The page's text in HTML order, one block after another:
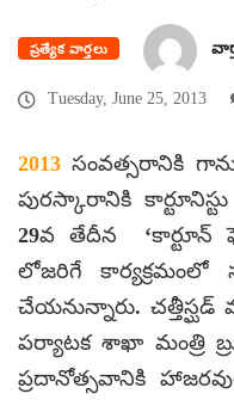
ప్రత్యేక వార్తలు
Tuesday, June 25, 2013
2013 సంవత్సరానికి
పురస్కారానికి
29వ తేదీన
లోజరిగే కార్యక్రమంలో
చేయనున్నారు.
పర్యాటక శాఖా మంత్రి
ప్రదానోత్సవానికి